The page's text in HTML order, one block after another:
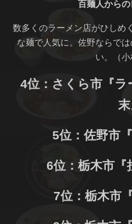
百麺人からの
数多くのラーメン店がひしめ
な麺で人気に。佐野ならで
い。（小
4位：さくら市『ラ
末
5位：佐野市
6位：栃木市『
7位：栃木市